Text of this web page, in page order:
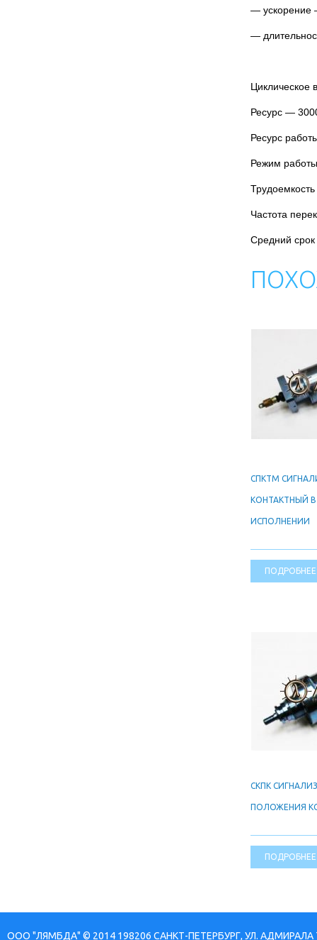
— ускорение
—
Циклическое
Ресурс —
Ресурс
Режим
Частота
Средний
СПКТМ
КОНТАКТНЫЙ
ИСПОЛНЕНИИ
ПОДРОБНЕЕ
СКПК
ПОЛОЖЕНИЯ
ПОДРОБНЕЕ
ООО "ЛЯМБДА" © 2014 198206 САНКТ-ПЕТЕРБУРГ, УЛ. АДМИРАЛА